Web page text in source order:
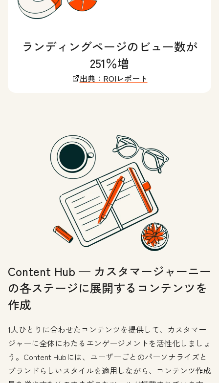
ランディングページのビュー数が
251％増
出典：ROIレポート
Content Hub — カスタマージャーニー
の各ステージに展開するコンテンツを
作成
1人ひとりに合わせたコンテンツを提供して、カスタマー
ジャーに全体にわたるエンゲージメントを活性化しましょ
う。Content Hubには、ユーザーごとのパーソナライズと
ブランドらしいスタイルを適用しながら、コンテンツ作成